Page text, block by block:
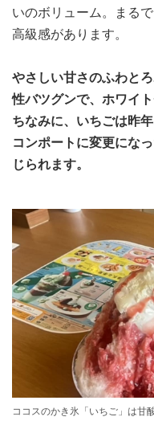
いのボリューム。まる
高級感があります。
やさしい甘さのふわと
性バツグンで、ホワイ
ちなみに、いちごは昨
コンポートに変更にな
じられます。
ココスのかき氷「いちご」は甘